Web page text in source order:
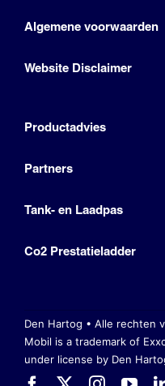
Algemene voorwaarden
Website Disclaimer
Productadvies
Partners
Tank- en Laadpas
Co2 Prestatieladder
Den Hartog • Alle rechten
Mobil is a trademark of
under license by Den